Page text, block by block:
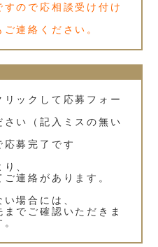
ので応相談受け付け
連絡ください。
ックして応募フォー
い（記入ミスの無い
募完了です
、
連絡があります。
場合には、
でご確認いただきま